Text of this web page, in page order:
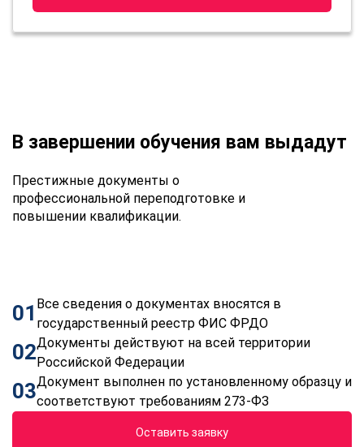
В завершении обучения вам выдадут
Престижные документы о
профессиональной переподготовке и
повышении квалификации.
01 Все сведения о документах вносятся в
государственный реестр ФИС ФРДО
02Документы действуют на всей территории
Российской Федерации
03Документ выполнен по установленному образцу и
соответствуют требованиям 273-ФЗ
Оставить заявку